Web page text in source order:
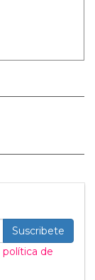
Suscribete
política de